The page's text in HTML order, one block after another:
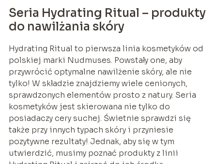
Seria Hydrating Ritual – produkty
do nawilżania skóry
Hydrating Ritual to pierwsza linia kosmetyków od
polskiej marki Nudmuses. Powstały one, aby
przywrócić optymalne nawilżenie skóry, ale nie
tylko! W składzie znajdziemy wiele cenionych,
sprawdzonych elementów prosto z natury. Seria
kosmetyków jest skierowana nie tylko do
posiadaczy cery suchej. Świetnie sprawdzi się
także przy innych typach skóry i przyniesie
pozytywne rezultaty! Jednak, aby się w tym
utwierdzić, musimy poznać produkty z linii